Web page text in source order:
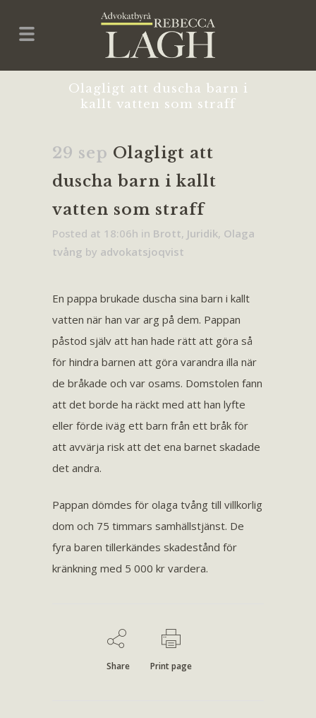
Olagligt att duscha barn i
kallt vatten som straff
29 sep Olagligt att
duscha barn i kallt
vatten som straff
Posted at 18:06h in Brott, Juridik, Olaga
tvång by advokatsjoqvist
En pappa brukade duscha sina barn i kallt
vatten när han var arg på dem. Pappan
påstod själv att han hade rätt att göra så
för hindra barnen att göra varandra illa när
de bråkade och var osams. Domstolen fann
att det borde ha räckt med att han lyfte
eller förde iväg ett barn från ett bråk för
att avvärja risk att det ena barnet skadade
det andra.
Pappan dömdes för olaga tvång till villkorlig
dom och 75 timmars samhällstjänst. De
fyra baren tillerkändes skadestånd för
kränkning med 5 000 kr vardera.
Share Print page